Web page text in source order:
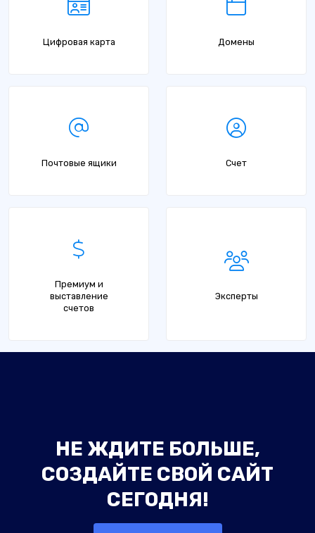
Цифровая карта Домены
Почтовые ящики Счет
Премиум и
выставление
счетов
Эксперты
НЕ ЖДИТЕ БОЛЬШЕ,
СОЗДАЙТЕ СВОЙ САЙТ
СЕГОДНЯ!